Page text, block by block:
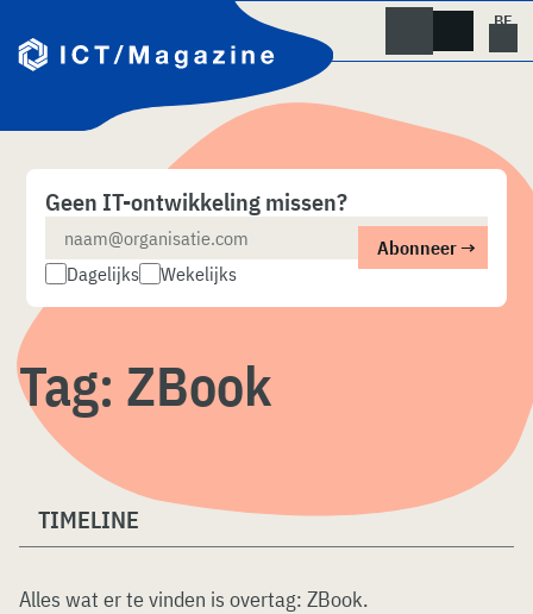
naar
content
Geen IT-ontwikkeling missen?
Dagelijks Wekelijks
Tag: ZBook
TIMELINE
Alles wat er te vinden is overtag: ZBook.